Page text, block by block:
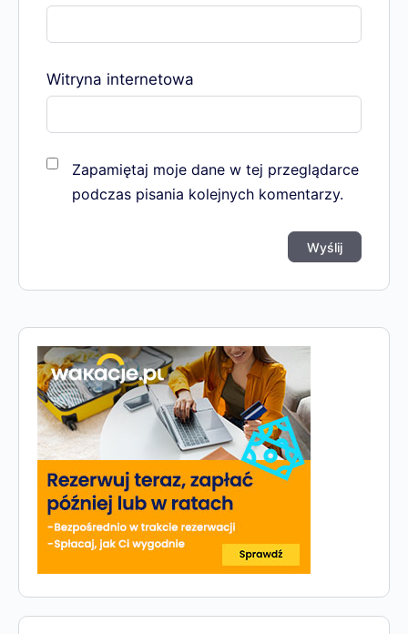
Witryna internetowa
Zapamiętaj moje dane w tej przeglądarce
podczas pisania kolejnych komentarzy.